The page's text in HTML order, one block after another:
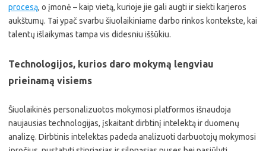
procesą, o įmonė – kaip vietą, kurioje jie gali augti ir siekti karjeros
aukštumų. Tai ypač svarbu šiuolaikiniame darbo rinkos kontekste, kai
talentų išlaikymas tampa vis didesniu iššūkiu.
Technologijos, kurios daro mokymą lengviau
prieinamą visiems
Šiuolaikinės personalizuotos mokymosi platformos išnaudoja
naujausias technologijas, įskaitant dirbtinį intelektą ir duomenų
analizę. Dirbtinis intelektas padeda analizuoti darbuotojų mokymosi